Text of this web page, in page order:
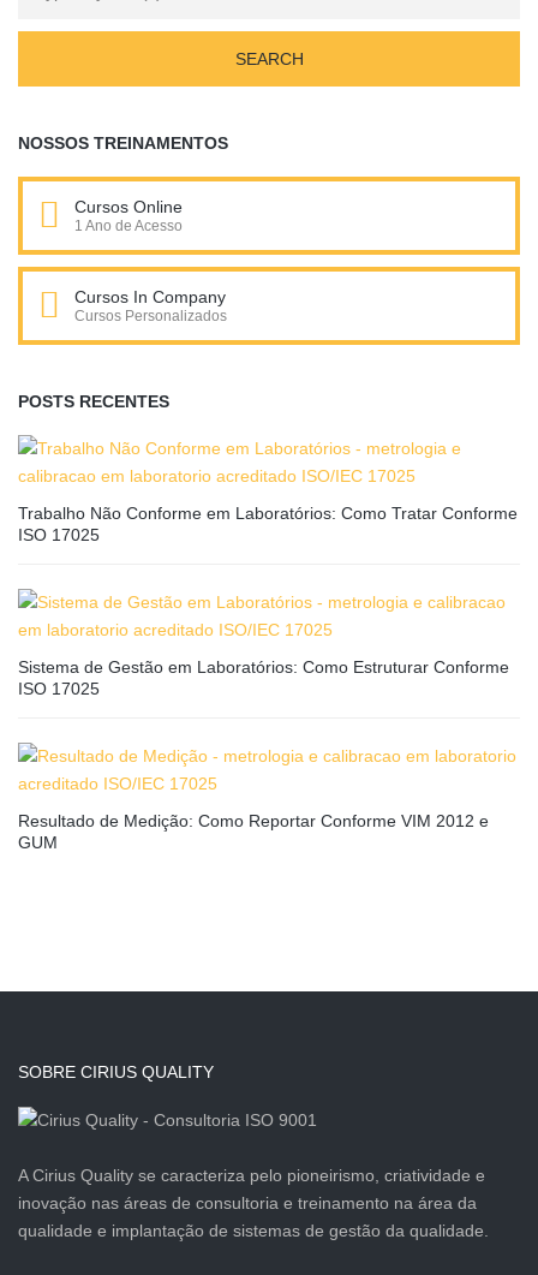
NOSSOS TREINAMENTOS
Cursos Online
1 Ano de Acesso
Cursos In Company
Cursos Personalizados
POSTS RECENTES
Trabalho Não Conforme em Laboratórios: Como Tratar Conforme
ISO 17025
Sistema de Gestão em Laboratórios: Como Estruturar Conforme
ISO 17025
Resultado de Medição: Como Reportar Conforme VIM 2012 e
GUM
SOBRE CIRIUS QUALITY
A Cirius Quality se caracteriza pelo pioneirismo, criatividade e
inovação nas áreas de consultoria e treinamento na área da
qualidade e implantação de sistemas de gestão da qualidade.